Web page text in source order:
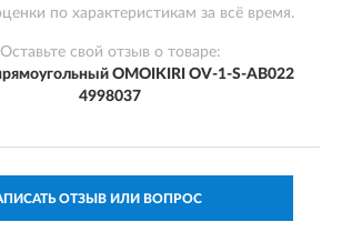
по характеристикам за всё время.
Оставьте свой отзыв о товаре:
OMOIKIRI OV-1-S-AB022
4998037
ОТЗЫВ ИЛИ ВОПРОС